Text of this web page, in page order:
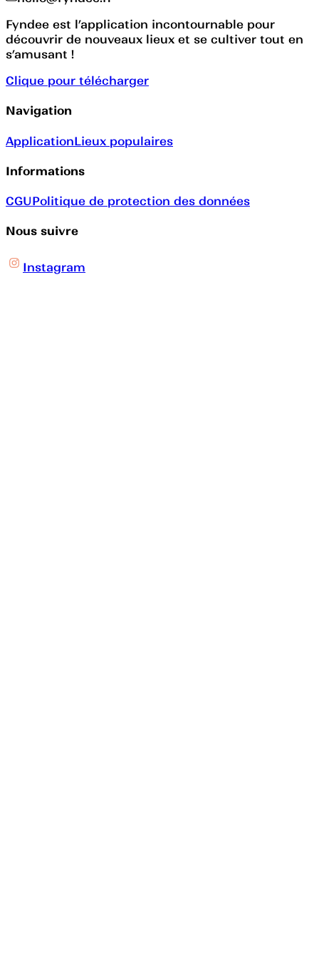
Fyndee est l’application incontournable pour
découvrir de nouveaux lieux et se cultiver tout en
s’amusant !
Clique pour télécharger
Navigation
ApplicationLieux populaires
Informations
CGUPolitique de protection des données
Nous suivre
Instagram